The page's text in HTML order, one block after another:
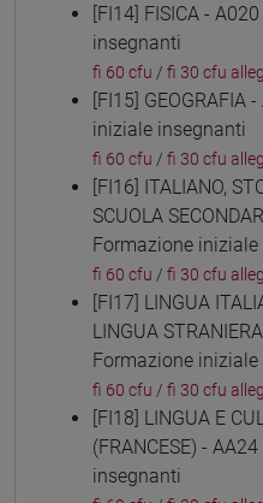
[FI14] FISICA -
insegnanti
fi 60 cfu / fi 30 cfu
[FI15] GEOGRAFIA
iniziale insegnanti
fi 60 cfu / fi 30 cfu
[FI16] ITALIANO,
SCUOLA
Formazione
fi 60 cfu / fi 30 cfu
[FI17] LINGUA
LINGUA
Formazione
fi 60 cfu / fi 30 cfu
[FI18] LINGUA E
(FRANCESE) -
insegnanti